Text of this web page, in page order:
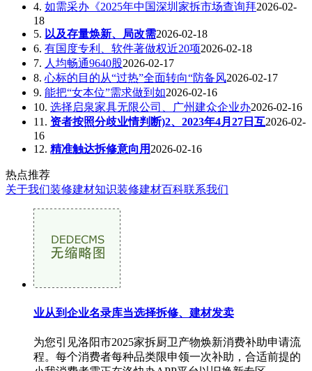
4. 如需采办《2025年中国深圳家拆市场查询拜2026-02-
18
5. 以及存量焕新、局改需2026-02-18
6. 有国度专利、软件著做权近20项2026-02-18
7. 人均畅通9640股2026-02-17
8. 心标的目的从“过热”全面转向“防备风2026-02-17
9. 能把“女本位”需求做到如2026-02-16
10. 选择启泉家具无限公司、广州建众企业办2026-02-16
11. 资者按照分歧业情判断)2、2023年4月27日互2026-02-
16
12. 精准触达拆修意向用 2026-02-16
热点推荐
关于我们装修建材知识装修建材百科联系我们
业从到企业名录库当选择拆修、建材发卖
为您引见洛阳市2025家拆厨卫产物焕新消费补助申请流
程。每个消费者每种品类限申领一次补助，合适前提的